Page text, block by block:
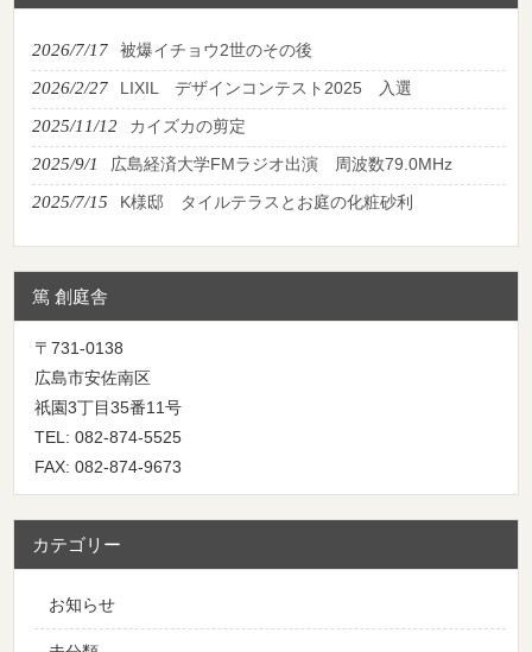
2026/7/17 被爆イチョウ2世のその後
2026/2/27 LIXIL デザインコンテスト2025 入選
2025/11/12 カイズカの剪定
2025/9/1 広島経済大学FMラジオ出演 周波数79.0MHz
2025/7/15 K様邸 タイルテラスとお庭の化粧砂利
篤 創庭舎
〒731-0138
広島市安佐南区
祇園3丁目35番11号
TEL: 082-874-5525
FAX: 082-874-9673
カテゴリー
お知らせ